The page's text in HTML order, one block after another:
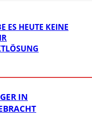
ES HEUTE KEINE
IN